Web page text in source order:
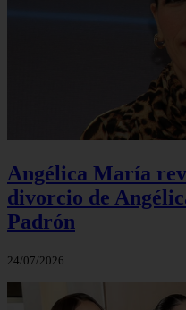
Angélica María
divorcio de
Padrón
24/07/2026